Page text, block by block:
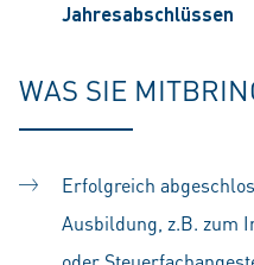
Jahresabschlüssen
WAS SIE
Erfolgreich
Ausbildung, z.B. zum